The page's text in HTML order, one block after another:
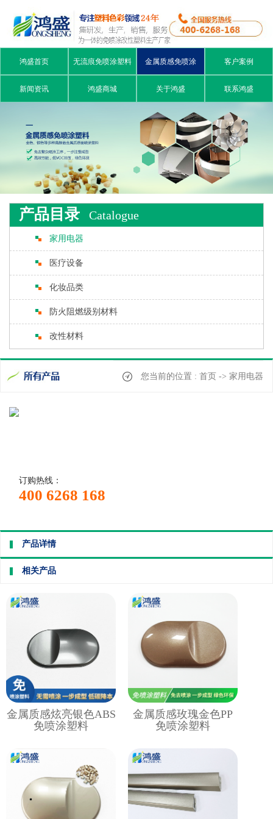
鸿盛首页 无流痕免喷涂塑料 金属质感免喷涂 客户案例
新闻资讯 鸿盛商城 关于鸿盛 联系鸿盛
产品目录 Catalogue
家用电器
医疗设备
化妆品类
防火阻燃级别材料
改性材料
您当前的位置 : 首页 -> 家用电器
订购热线：
400 6268 168
产品详情
相关产品
金属质感炫亮银色ABS
免喷涂塑料
金属质感玫瑰金色PP
免喷涂塑料